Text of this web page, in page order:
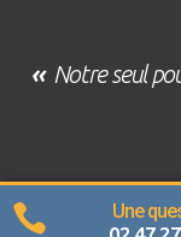

Une
« Notre seul